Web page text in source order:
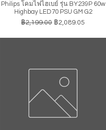
ดูข้อมูลด่วน
Philips โคมไฟไฮเบย์ รุ่น BY239P 60w
Highbay LED70 PSU GM G2
ราคาปกติ
฿2,199.00 ราคาขายลด
฿2,089.05